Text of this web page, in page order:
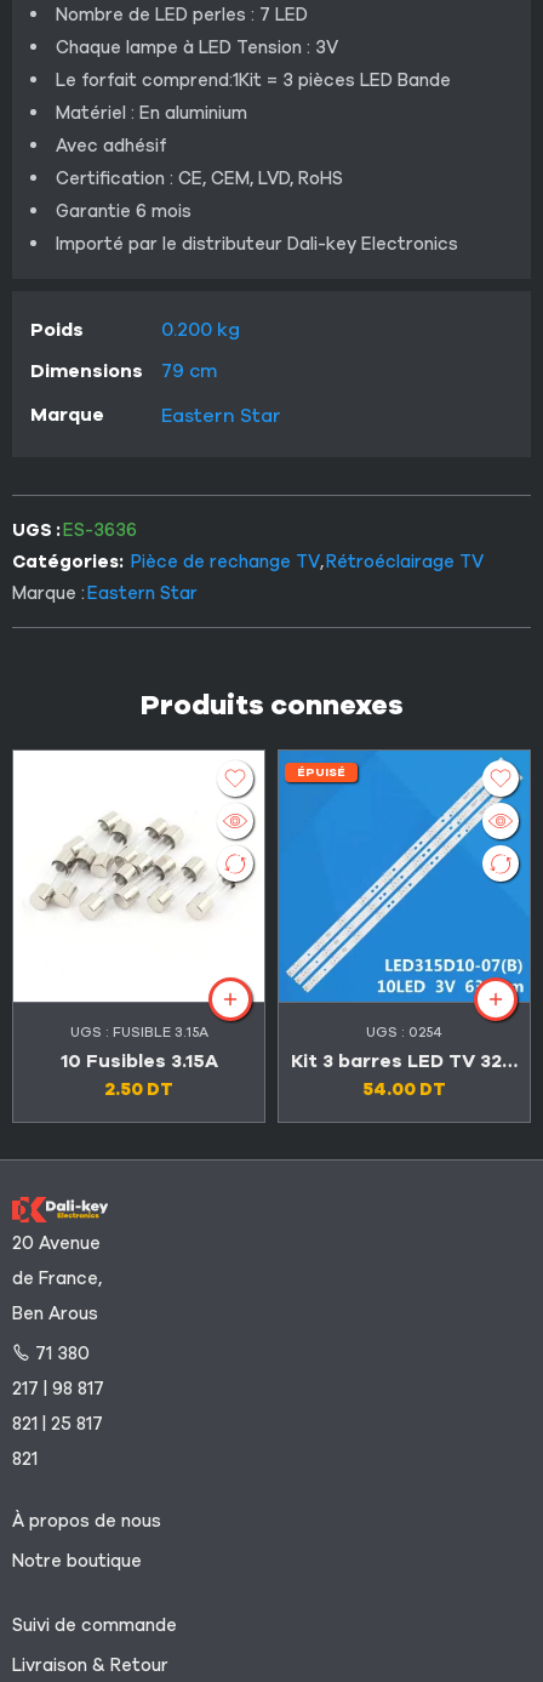
Nombre de LED perles : 7 LED
Chaque lampe à LED Tension : 3V
Le forfait comprend:1Kit = 3 pièces LED Bande
Matériel : En aluminium
Avec adhésif
Certification : CE, CEM, LVD, RoHS
Garantie 6 mois
Importé par le distributeur Dali-key Electronics
Poids
0.200 kg
Dimensions
79 cm
Marque
Eastern Star
UGS :ES-3636
Catégories: Pièce de rechange TV,Rétroéclairage TV
Marque :Eastern Star
Produits connexes
UGS : FUSIBLE 3.15A
10 Fusibles 3.15A
2.50 DT
ÉPUISÉ
UGS : 0254
Kit 3 barres LED TV 32″ 10 LED 3V
54.00 DT
20 Avenue
de France,
Ben Arous
71 380
217 | 98 817
821 | 25 817
821
À propos de nous
Notre boutique
Suivi de commande
Livraison & Retour